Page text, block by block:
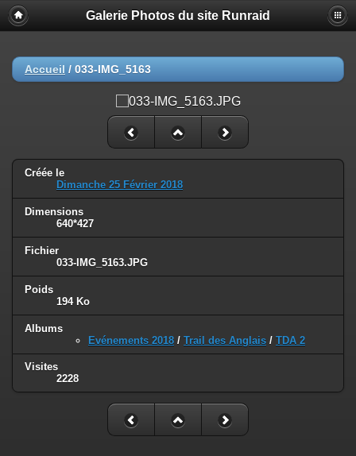
Galerie Photos du site Runraid
Accueil / 033-IMG_5163
Créée le
Dimanche 25 Février 2018
Dimensions
640*427
Fichier
033-IMG_5163.JPG
Poids
194 Ko
Albums
Evénements 2018 / Trail des Anglais / TDA 2
Visites
2228